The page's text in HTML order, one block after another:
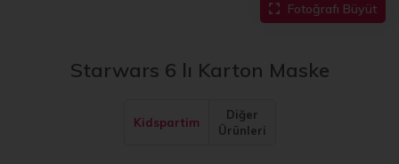
Fotoğrafı Büyüt
Starwars 6 lı Karton Maske
Kidspartim
Diğer
Ürünleri